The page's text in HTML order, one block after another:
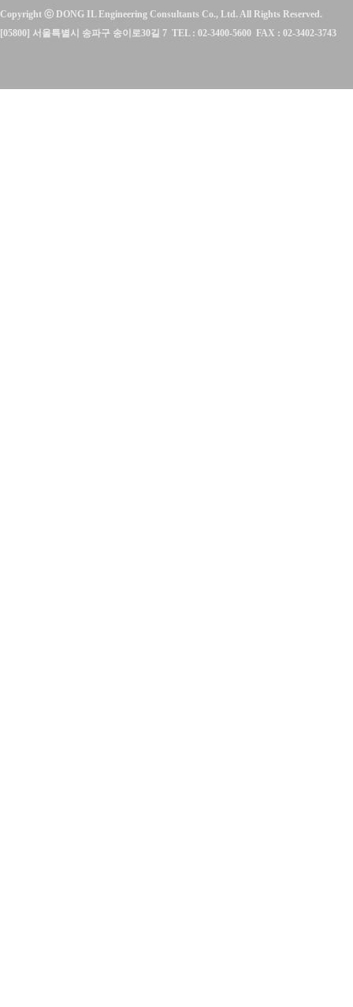
Copyright ⓒ DONG IL Engineering Consultants Co., Ltd. All Rights Reserved.
[05800] 서울특별시 송파구 송이로30길 7 TEL : 02-3400-5600 FAX : 02-3402-3743